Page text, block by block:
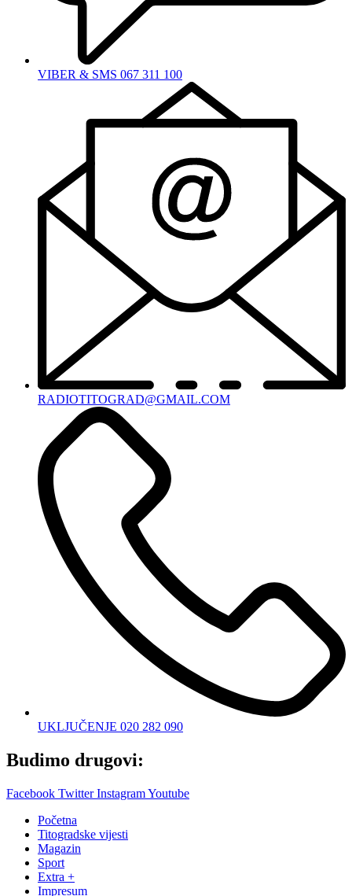
VIBER & SMS 067 311 100
RADIOTITOGRAD@GMAIL.COM
UKLJUČENJE 020 282 090
Budimo drugovi:
Facebook Twitter InstagramYoutube
Početna
Titogradske vijesti
Magazin
Sport
Extra +
Impresum